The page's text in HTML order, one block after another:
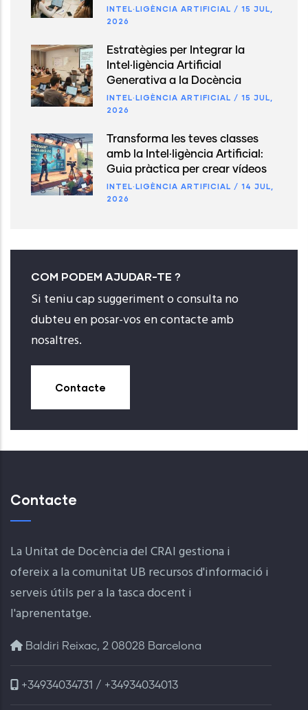
INTEL·LIGÈNCIA ARTIFICIAL / 15 JUL,
2026
Estratègies per Integrar la
Intel·ligència Artificial
Generativa a la Docència
INTEL·LIGÈNCIA ARTIFICIAL / 15 JUL,
2026
Transforma les teves classes
amb la Intel·ligència Artificial:
Guia pràctica per crear vídeos
INTEL·LIGÈNCIA ARTIFICIAL / 14 JUL,
2026
COM PODEM AJUDAR-TE ?
Si teniu cap suggeriment o consulta no
dubteu en posar-vos en contacte amb
nosaltres.
Contacte
Contacte
La Unitat de Docència del CRAI gestiona i
ofereix a la comunitat UB recursos d'informació i
serveis útils per a la tasca docent i
l'aprenentatge.
Baldiri Reixac, 2 08028 Barcelona
+34934034731 / +34934034013